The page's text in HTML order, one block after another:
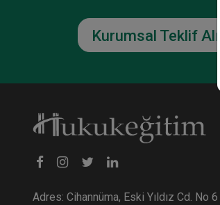
Kurumsal Teklif Alın
Adres: Cihannüma, Eski Yıldız Cd. No 6